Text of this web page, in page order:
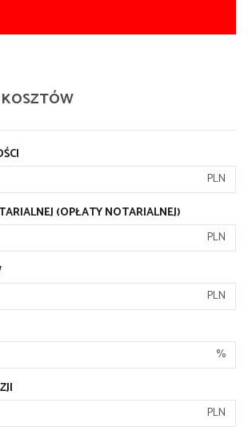
PLN
(OPŁATY NOTARIALNEJ)
PLN
PLN
%
PLN